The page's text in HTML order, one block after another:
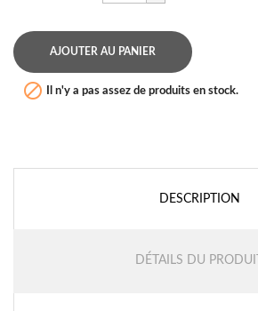
AJOUTER AU PANIER
 Il n'y a pas assez de produits en stock.
DESCRIPTION
DÉTAILS DU PRODUIT